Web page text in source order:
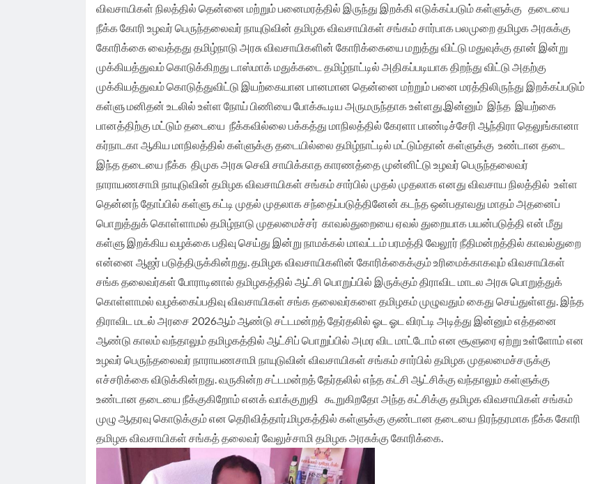
விவசாயிகள் நிலத்தில் தென்னை மற்றும் பனைமரத்தில் இருந்து இறக்கி எடுக்கப்படும் கள்ளுக்கு தடையை
நீக்க கோரி உழவர் பெருந்தலைவர் நாயுடுவின் தமிழக விவசாயிகள் சங்கம் சார்பாக பலமுறை தமிழக அரசுக்கு
கோரிக்கை வைத்தது தமிழ்நாடு அரசு விவசாயிகளின் கோரிக்கையை மறுத்து விட்டு மதுவுக்கு தான் இன்று
முக்கியத்துவம் கொடுக்கிறது டாஸ்மாக் மதுக்கடை தமிழ்நாட்டில் அதிகப்படியாக திறந்து விட்டு அதற்கு
முக்கியத்துவம் கொடுத்துவிட்டு இயற்கையான பானமான தென்னை மற்றும் பனை மரத்திலிருந்து இறக்கப்படும்
கள்ளு மனிதன் உடலில் உள்ள நோய் பிணியை போக்கூடிய அருமருந்தாக உள்ளது.இன்னும் இந்த இயற்கை
பானத்திற்கு மட்டும் தடையை நீக்கவில்லை பக்கத்து மாநிலத்தில் கேரளா பாண்டிச்சேரி ஆந்திரா தெலுங்கானா
கர்நாடகா ஆகிய மாநிலத்தில் கள்ளுக்கு தடையில்லை தமிழ்நாட்டில் மட்டும்தான் கள்ளுக்கு உண்டான தடை
இந்த தடையை நீக்க திமுக அரசு செவி சாயிக்காத காரணத்தை முன்னிட்டு உழவர் பெருந்தலைவர்
நாராயணசாமி நாயுடுவின் தமிழக விவசாயிகள் சங்கம் சார்பில் முதல் முதலாக எனது விவசாய நிலத்தில் உள்ள
தென்னந் தோப்பில் கள்ளு கட்டி முதல் முதலாக சந்தைப்படுத்தினேன் கடந்த ஒன்பதாவது மாதம் அதனைப்
பொறுத்துக் கொள்ளாமல் தமிழ்நாடு முதலமைச்சர் காவல்துறையை ஏவல் துறையாக பயன்படுத்தி என் மீது
கள்ளு இறக்கிய வழக்கை பதிவு செய்து இன்று நாமக்கல் மாவட்டம் பரமத்தி வேலூர் நீதிமன்றத்தில் காவல்துறை
என்னை ஆஜர் படுத்திருக்கின்றது. தமிழக விவசாயிகளின் கோரிக்கைக்கும் உரிமைக்காகவும் விவசாயிகள்
சங்க தலைவர்கள் போராடினால் தமிழகத்தில் ஆட்சி பொறுப்பில் இருக்கும் திராவிட மாடல அரசு பொறுத்துக்
கொள்ளாமல் வழக்கைப்பதிவு விவசாயிகள் சங்க தலைவர்களை தமிழகம் முழுவதும் கைது செய்துள்ளது. இந்த
திராவிட மடல் அரசை 2026ஆம் ஆண்டு சட்டமன்றத் தேர்தலில் ஓட ஓட விரட்டி அடித்து இன்னும் எத்தனை
ஆண்டு காலம் வந்தாலும் தமிழகத்தில் ஆட்சிப் பொறுப்பில் அமர விட மாட்டோம் என சூளுரை ஏற்று உள்ளோம் என
உழவர் பெருந்தலைவர் நாராயணசாமி நாயுடுவின் விவசாயிகள் சங்கம் சார்பில் தமிழக முதலமைச்சருக்கு
எச்சரிக்கை விடுக்கின்றது. வருகின்ற சட்டமன்றத் தேர்தலில் எந்த கட்சி ஆட்சிக்கு வந்தாலும் கள்ளுக்கு
உண்டான தடையை நீக்குகிறோம் எனக் வாக்குறுதி கூறுகிறதோ அந்த கட்சிக்கு தமிழக விவசாயிகள் சங்கம்
முழு ஆதரவு கொடுக்கும் என தெரிவித்தார்.மிழகத்தில் கள்ளுக்கு குண்டான தடையை நிரந்தரமாக நீக்க கோரி
தமிழக விவசாயிகள் சங்கத் தலைவர் வேலுச்சாமி தமிழக அரசுக்கு கோரிக்கை.